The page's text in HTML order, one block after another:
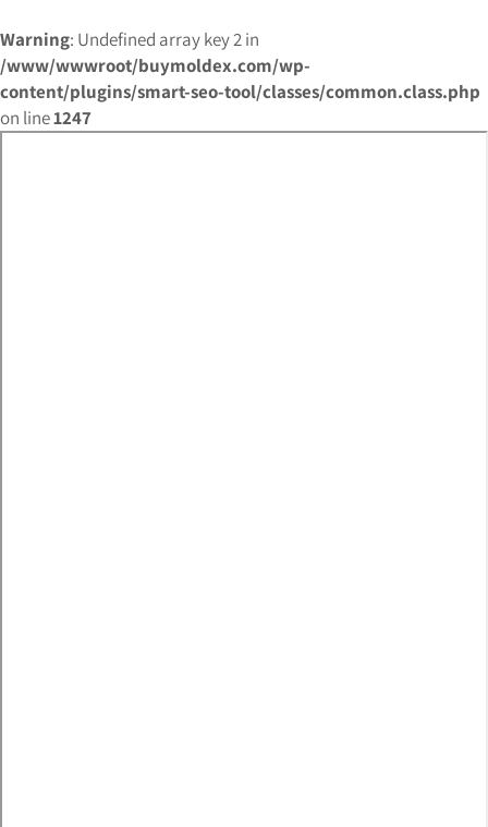
Warning: Undefined array key 2 in
/www/wwwroot/buymoldex.com/wp-
content/plugins/smart-seo-tool/classes/common.class.php
on line1247